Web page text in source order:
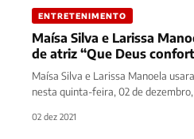
ENTRETENIMENTO
Maísa Silva e Larissa
de atriz “Que Deus
Maísa Silva e Larissa Manoela
nesta quinta-feira, 02 de
02 dez 2021